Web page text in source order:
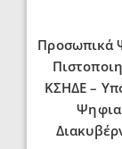
Προσωπικά
ΚΣΗΔΕ –